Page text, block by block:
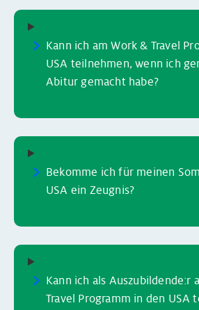
Schüleraustausch Schottland
Schüleraustausch Irland
Schüleraustausch Frankreich
Schüleraustausch Spanien
Schüleraustausch Italien
Alle Programmländer
Auslandsjahr England
Schüleraustausch nach dem Abitur
Broschüre
Infos für Schulen
Kann ich am Work & Travel
USA teilnehmen, wenn ich
Abitur gemacht habe?
Bekomme ich für meinen
USA ein Zeugnis?
Kann ich als Auszubildende:r
Travel Programm in den USA